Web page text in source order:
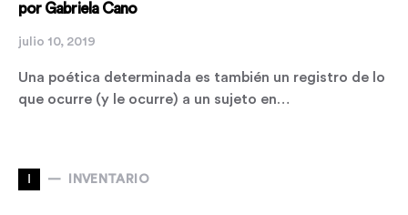
por Gabriela Cano
julio 10, 2019
Una poética determinada es también un registro de lo
que ocurre (y le ocurre) a un sujeto en…
I INVENTARIO